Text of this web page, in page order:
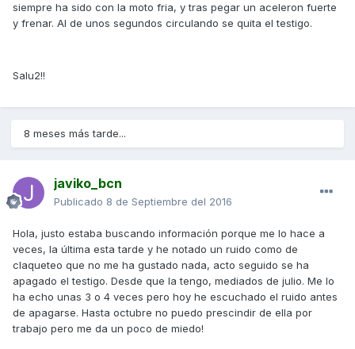
siempre ha sido con la moto fria, y tras pegar un aceleron fuerte
y frenar. Al de unos segundos circulando se quita el testigo.
Salu2!!
8 meses más tarde...
javiko_bcn
Publicado 8 de Septiembre del 2016
Hola, justo estaba buscando información porque me lo hace a
veces, la última esta tarde y he notado un ruido como de
claqueteo que no me ha gustado nada, acto seguido se ha
apagado el testigo. Desde que la tengo, mediados de julio. Me lo
ha echo unas 3 o 4 veces pero hoy he escuchado el ruido antes
de apagarse. Hasta octubre no puedo prescindir de ella por
trabajo pero me da un poco de miedo!